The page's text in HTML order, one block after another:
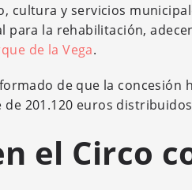
y servicios
la rehabilitación,
de la Vega.
de que la concesión
201.120 euros
el Circo